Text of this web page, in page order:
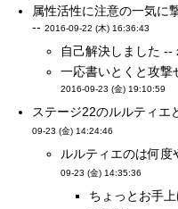
属性活性に注意の一気に
--2016-09-22 (木) 16:36:43
自己解決しました --
一応書いとくと攻撃
2016-09-23 (金) 19:10:59
ステージ22のルルティ
09-23 (金) 14:24:46
ルルティエのは何
09-23 (金) 14:35:36
ちょっとお手